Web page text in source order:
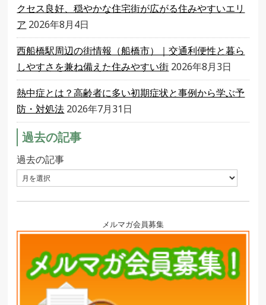
クセス良好、穏やかな住宅街が広がる住みやすいエリ
ア 2026年8月4日
西船橋駅周辺の街情報（船橋市）｜交通利便性と暮ら
しやすさを兼ね備えた住みやすい街 2026年8月3日
熱中症とは？高齢者に多い初期症状と事例から学ぶ予
防・対処法 2026年7月31日
過去の記事
過去の記事
メルマガ会員募集